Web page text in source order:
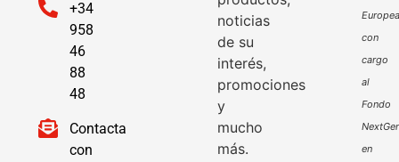
+34
958
46
88
48
Contacta
con
noticias
de su
interés,
promociones
y
mucho
más.
Europea
con
cargo
al
Fondo
en